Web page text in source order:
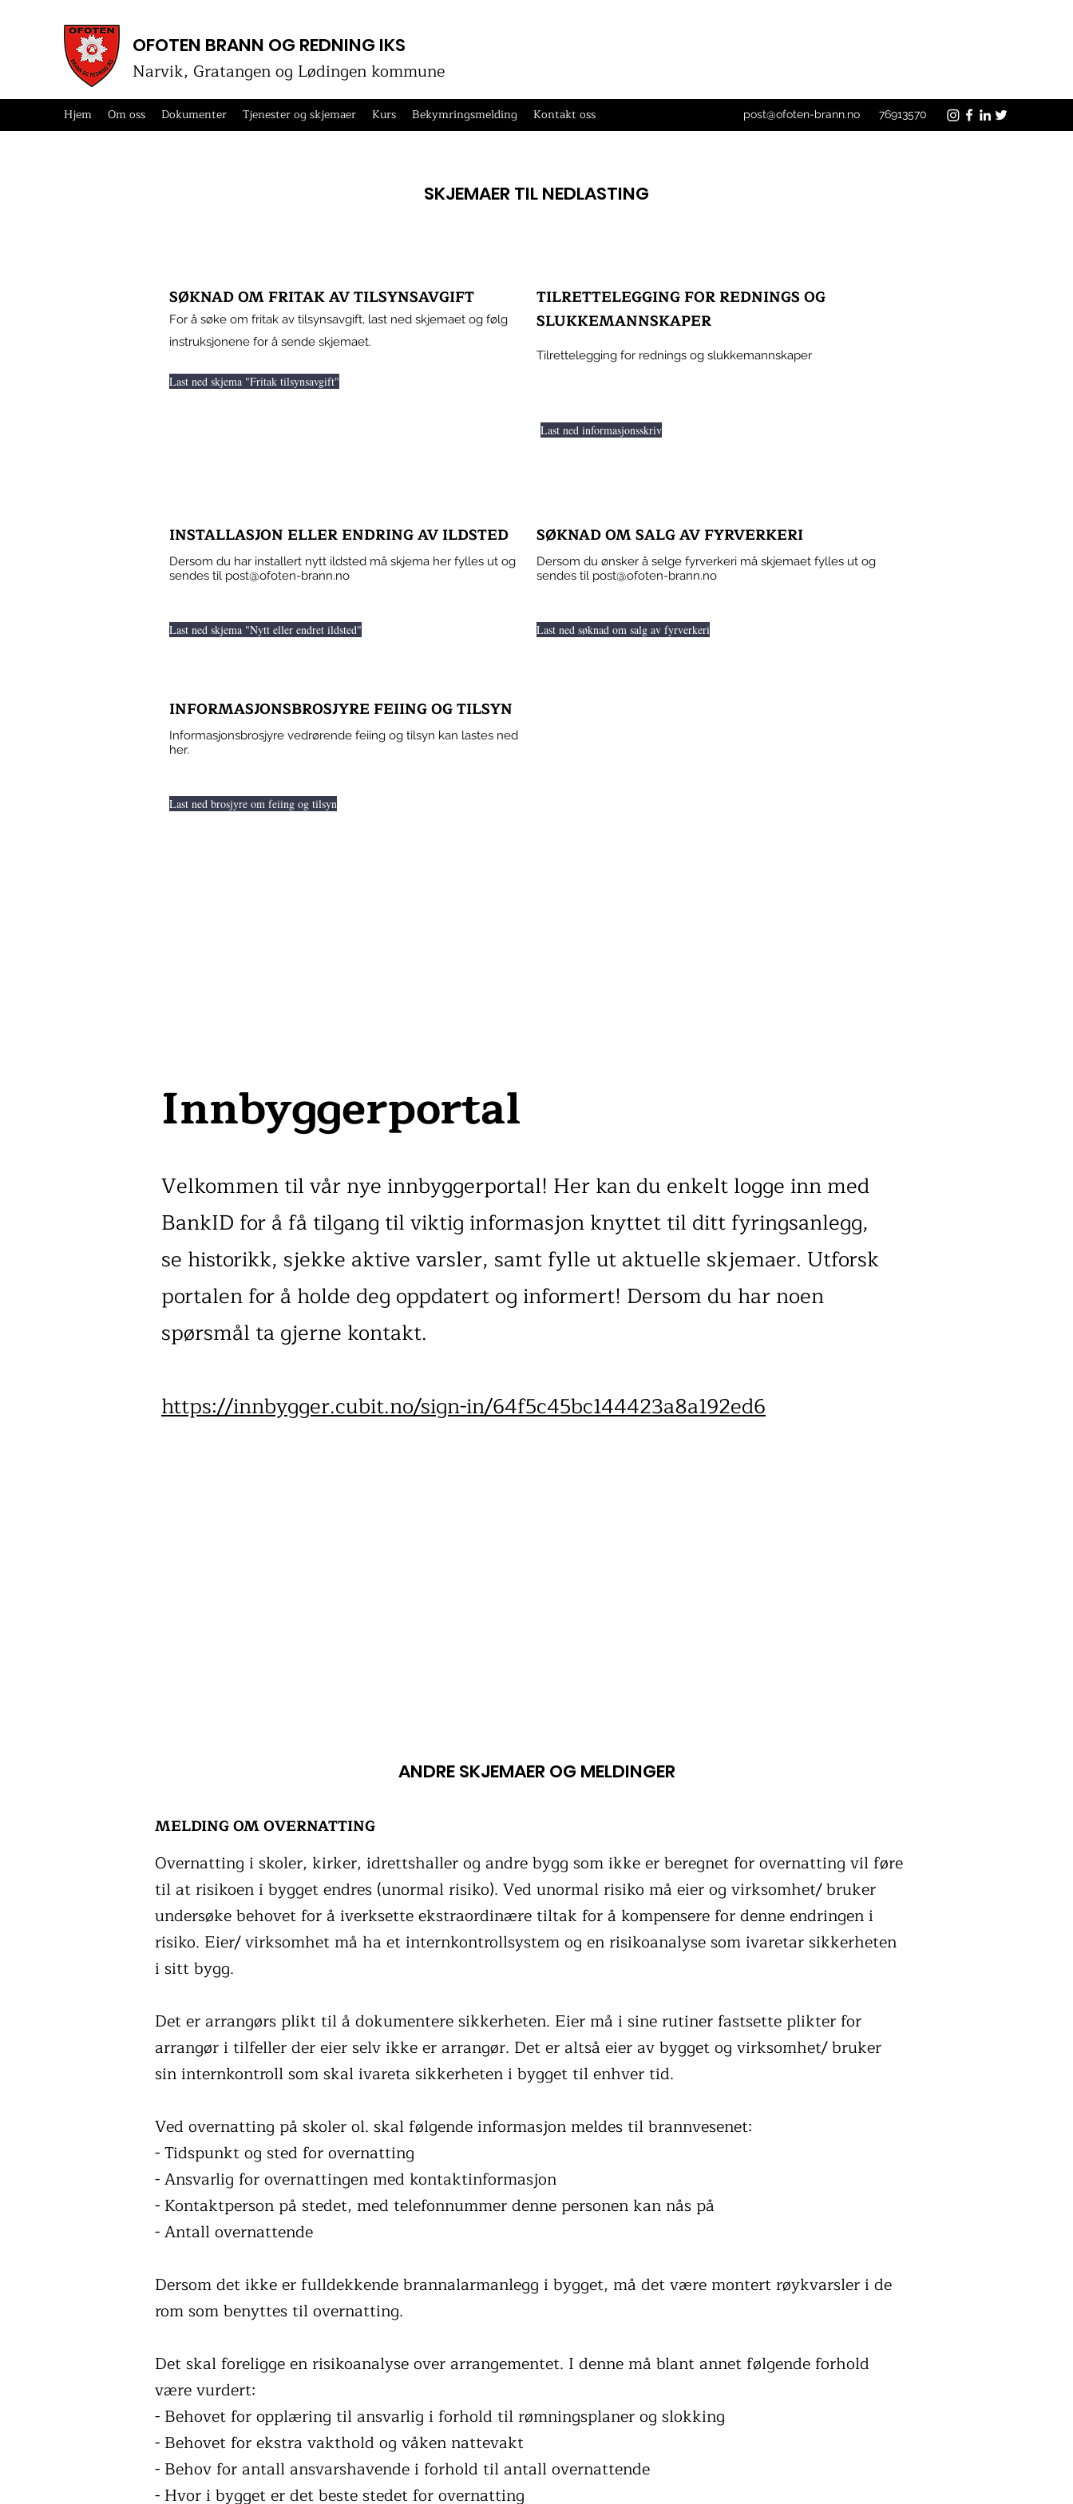
OFOTEN BRANN OG REDNING IKS
Narvik, Gratangen og Lødingen kommune
Hjem Om oss Dokumenter Tjenester og skjemaer Kurs Bekymringsmelding Kontakt oss post@ofoten-brann.no 76913570
SKJEMAER TIL NEDLASTING
SØKNAD OM FRITAK AV TILSYNSAVGIFT
For å søke om fritak av tilsynsavgift, last ned skjemaet og følg
instruksjonene for å sende skjemaet.
Last ned skjema "Fritak tilsynsavgift"
TILRETTELEGGING FOR REDNINGS OG
SLUKKEMANNSKAPER
Tilrettelegging for rednings og slukkemannskaper
Last ned informasjonsskriv
INSTALLASJON ELLER ENDRING AV ILDSTED
Dersom du har installert nytt ildsted må skjema her fylles ut og
sendes til post@ofoten-brann.no
Last ned skjema "Nytt eller endret ildsted"
SØKNAD OM SALG AV FYRVERKERI
Dersom du ønsker å selge fyrverkeri må skjemaet fylles ut og
sendes til post@ofoten-brann.no
Last ned søknad om salg av fyrverkeri
INFORMASJONSBROSJYRE FEIING OG TILSYN
Informasjonsbrosjyre vedrørende feiing og tilsyn kan lastes ned
her.
Last ned brosjyre om feiing og tilsyn
Innbyggerportal
Velkommen til vår nye innbyggerportal! Her kan du enkelt logge inn med
BankID for å få tilgang til viktig informasjon knyttet til ditt fyringsanlegg,
se historikk, sjekke aktive varsler, samt fylle ut aktuelle skjemaer. Utforsk
portalen for å holde deg oppdatert og informert! Dersom du har noen
spørsmål ta gjerne kontakt.
https://innbygger.cubit.no/sign-in/64f5c45bc144423a8a192ed6
ANDRE SKJEMAER OG MELDINGER
MELDING OM OVERNATTING
Overnatting i skoler, kirker, idrettshaller og andre bygg som ikke er beregnet for overnatting vil føre
til at risikoen i bygget endres (unormal risiko). Ved unormal risiko må eier og virksomhet/ bruker
undersøke behovet for å iverksette ekstraordinære tiltak for å kompensere for denne endringen i
risiko. Eier/ virksomhet må ha et internkontrollsystem og en risikoanalyse som ivaretar sikkerheten
i sitt bygg.
Det er arrangørs plikt til å dokumentere sikkerheten. Eier må i sine rutiner fastsette plikter for
arrangør i tilfeller der eier selv ikke er arrangør. Det er altså eier av bygget og virksomhet/ bruker
sin internkontroll som skal ivareta sikkerheten i bygget til enhver tid.
Ved overnatting på skoler ol. skal følgende informasjon meldes til brannvesenet:
- Tidspunkt og sted for overnatting
- Ansvarlig for overnattingen med kontaktinformasjon
- Kontaktperson på stedet, med telefonnummer denne personen kan nås på
- Antall overnattende
Dersom det ikke er fulldekkende brannalarmanlegg i bygget, må det være montert røykvarsler i de
rom som benyttes til overnatting.
Det skal foreligge en risikoanalyse over arrangementet. I denne må blant annet følgende forhold
være vurdert:
- Behovet for opplæring til ansvarlig i forhold til rømningsplaner og slokking
- Behovet for ekstra vakthold og våken nattevakt
- Behov for antall ansvarshavende i forhold til antall overnattende
- Hvor i bygget er det beste stedet for overnatting